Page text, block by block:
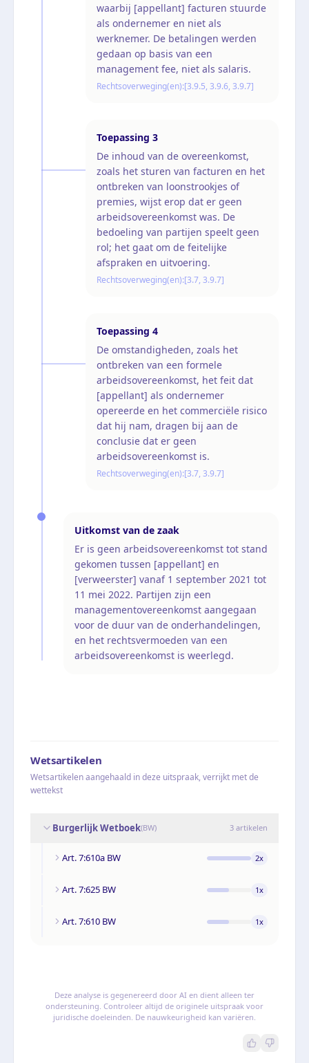
waarbij [appellant] facturen stuurde
als ondernemer en niet als
werknemer. De betalingen werden
gedaan op basis van een
management fee, niet als salaris.
Rechtsoverweging(en):[3.9.5, 3.9.6, 3.9.7]
Toepassing 3
De inhoud van de overeenkomst,
zoals het sturen van facturen en het
ontbreken van loonstrookjes of
premies, wijst erop dat er geen
arbeidsovereenkomst was. De
bedoeling van partijen speelt geen
rol; het gaat om de feitelijke
afspraken en uitvoering.
Rechtsoverweging(en):[3.7, 3.9.7]
Toepassing 4
De omstandigheden, zoals het
ontbreken van een formele
arbeidsovereenkomst, het feit dat
[appellant] als ondernemer
opereerde en het commerciële risico
dat hij nam, dragen bij aan de
conclusie dat er geen
arbeidsovereenkomst is.
Rechtsoverweging(en):[3.7, 3.9.7]
Uitkomst van de zaak
Er is geen arbeidsovereenkomst tot stand
gekomen tussen [appellant] en
[verweerster] vanaf 1 september 2021 tot
11 mei 2022. Partijen zijn een
managementovereenkomst aangegaan
voor de duur van de onderhandelingen,
en het rechtsvermoeden van een
arbeidsovereenkomst is weerlegd.
Wetsartikelen
Wetsartikelen aangehaald in deze uitspraak, verrijkt met de
wettekst
Burgerlijk Wetboek(BW) 3 artikelen
Art. 7:610a BW 2x
Art. 7:625 BW 1x
Art. 7:610 BW 1x
Deze analyse is gegenereerd door AI en dient alleen ter
ondersteuning. Controleer altijd de originele uitspraak voor
juridische doeleinden. De nauwkeurigheid kan variëren.